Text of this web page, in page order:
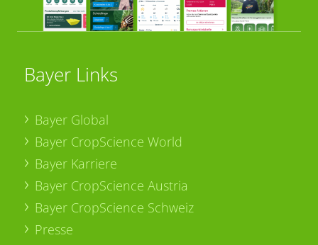
Bayer Links
Bayer Global
Bayer CropScience World
Bayer Karriere
Bayer CropScience Austria
Bayer CropScience Schweiz
Presse